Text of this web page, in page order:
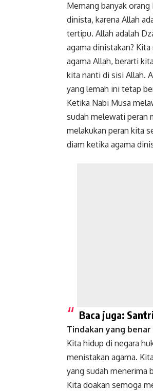
Memang banyak orang
dinista, karena Allah
tertipu. Allah adalah
agama dinistakan?
agama Allah, berarti
kita nanti di sisi Allah.
yang lemah ini tetap
Ketika Nabi Musa
sudah melewati peran
melakukan peran kita
diam ketika agama
Baca juga:
Tindakan yang
Kita hidup di negara
menistakan agama.
yang sudah menerima
Kita doakan semoga